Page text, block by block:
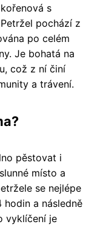
s
pochází z
po celém
Je bohatá na
což z ní činí
a trávení.
pěstovat i
místo a
se nejlépe
a následně
vyklíčení je